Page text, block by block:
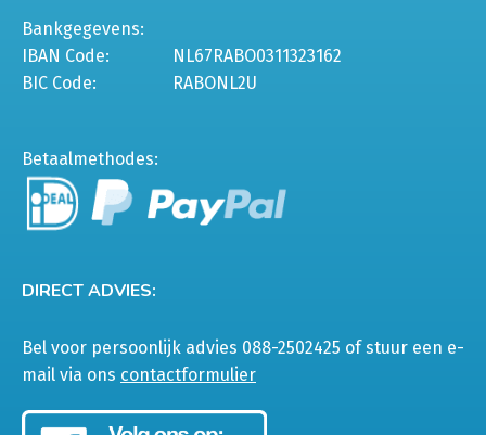
Bankgegevens:
IBAN Code:
NL67RABO0311323162
BIC Code:
RABONL2U
Betaalmethodes:
DIRECT ADVIES:
Bel voor persoonlijk advies 088-2502425 of stuur een e-
mail via ons contactformulier